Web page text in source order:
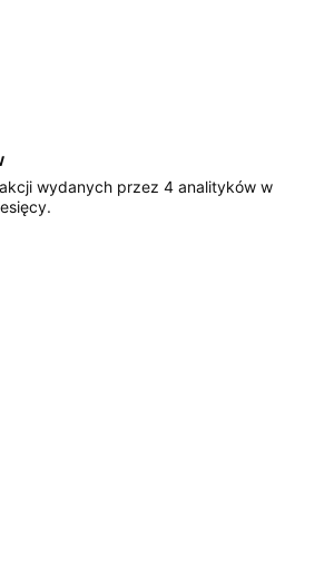
wydanych przez 4 analityków w